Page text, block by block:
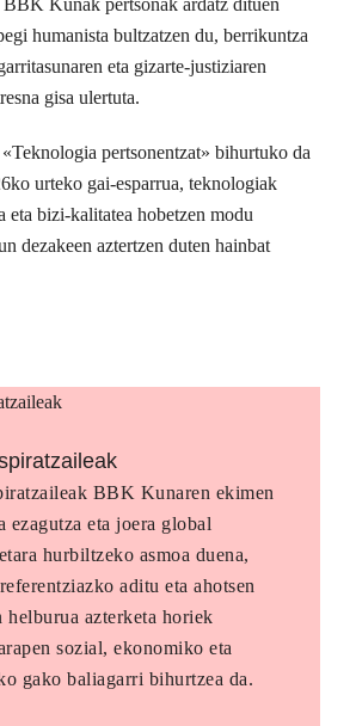
humanista bultzatzen du, berrikuntza
eta gizarte-justiziaren
gisa ulertuta.
pertsonentzat» bihurtuko da
urteko gai-esparrua, teknologiak
eta bizi-kalitatea hobetzen modu
dezakeen aztertzen duten hainbat
BBK Kunaren ekimen
ezagutza eta joera global
hurbiltzeko asmoa duena,
aditu eta ahotsen
helburua azterketa horiek
sozial, ekonomiko eta
gako baliagarri bihurtzea da.